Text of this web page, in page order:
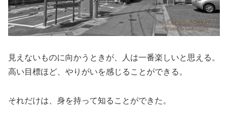
見えないものに向かうときが、人は一番楽しいと思える。
高い目標ほど、やりがいを感じることができる。
それだけは、身を持って知ることができた。